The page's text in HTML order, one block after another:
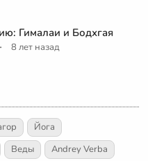
Гималаи и Бодхгая
· 8 лет назад
Йога
Веды
Andrey Verba